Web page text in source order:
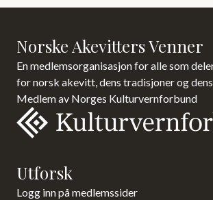
Norske Akevitters Venner
En medlemsorganisasjon for alle som
for norsk akevitt, dens tradisjoner og
Medlem av Norges Kulturvernforbund
Utforsk
Logg inn på medlemssider